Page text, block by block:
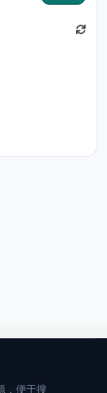
，便于搜